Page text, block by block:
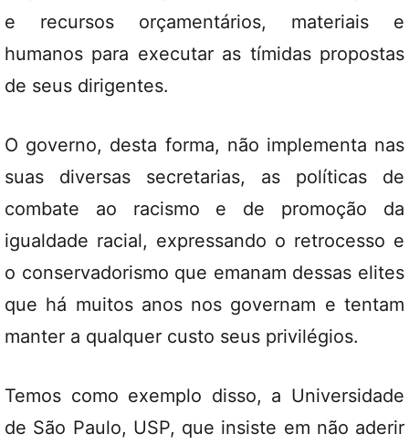
e recursos orçamentários, materiais e
humanos para executar as tímidas propostas
de seus dirigentes.
O governo, desta forma, não implementa nas
suas diversas secretarias, as políticas de
combate ao racismo e de promoção da
igualdade racial, expressando o retrocesso e
o conservadorismo que emanam dessas elites
que há muitos anos nos governam e tentam
manter a qualquer custo seus privilégios.
Temos como exemplo disso, a Universidade
de São Paulo, USP, que insiste em não aderir